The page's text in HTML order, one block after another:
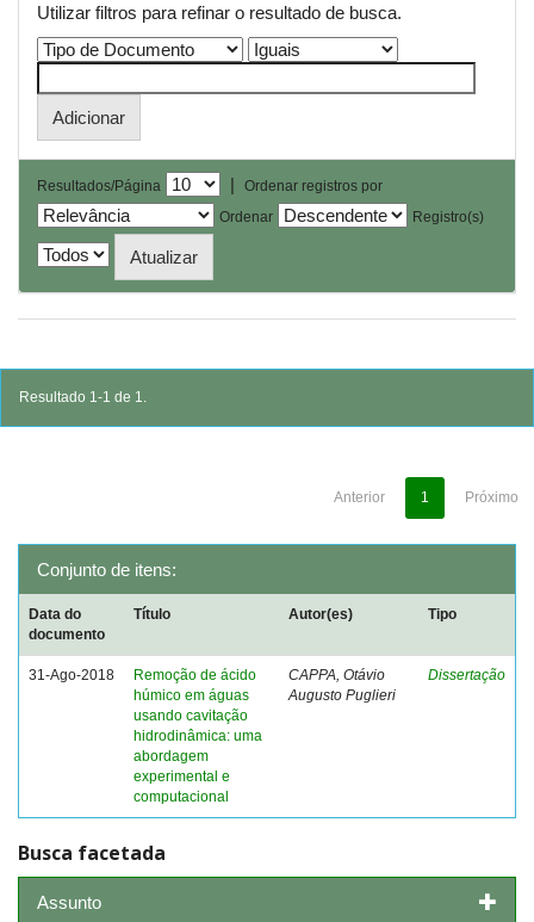
Utilizar filtros para refinar o resultado de busca.
Resultados/Página |
Ordenar registros por
Ordenar
Registro(s)
Resultado 1-1 de 1.
Anterior 1 Próximo
Conjunto de itens:
Data do
documento
Título Autor(es) Tipo
31-Ago-2018
Remoção de ácido
húmico em águas
usando cavitação
hidrodinâmica: uma
abordagem
experimental e
computacional
CAPPA, Otávio
Augusto Puglieri
Dissertação
Busca facetada
Assunto